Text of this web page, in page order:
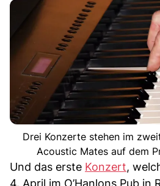
Drei Konzerte stehen im
Acoustic Mates auf dem
Und das erste Konzert,
4. April im O’Hanlons Pub